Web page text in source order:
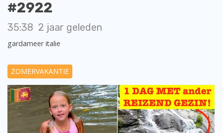
#2922
35:38 2 jaar geleden
gardameer italie
ZOMERVAKANTIE